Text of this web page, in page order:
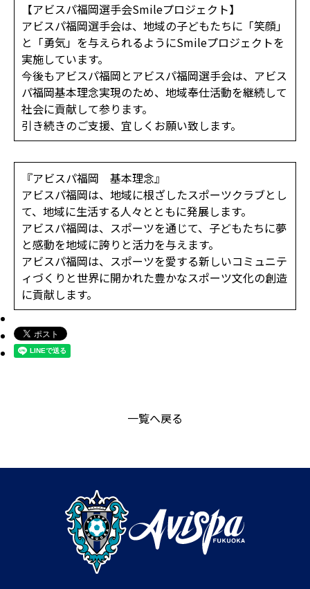
【アビスパ福岡選手会Smileプロジェクト】
アビスパ福岡選手会は、地域の子どもたちに「笑顔」
と「勇気」を与えられるようにSmileプロジェクトを
実施しています。
今後もアビスパ福岡とアビスパ福岡選手会は、アビス
パ福岡基本理念実現のため、地域奉仕活動を継続して
社会に貢献して参ります。
引き続きのご支援、宜しくお願い致します。
『アビスパ福岡 基本理念』
アビスパ福岡は、地域に根ざしたスポーツクラブとし
て、地域に生活する人々とともに発展します。
アビスパ福岡は、スポーツを通じて、子どもたちに夢
と感動を地域に誇りと活力を与えます。
アビスパ福岡は、スポーツを愛する新しいコミュニテ
ィづくりと世界に開かれた豊かなスポーツ文化の創造
に貢献します。
一覧へ戻る